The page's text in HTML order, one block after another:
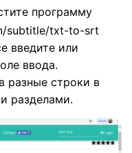
программу
subtitle/txt-to-srt
введите или
ввода.
разные строки в
разделами.